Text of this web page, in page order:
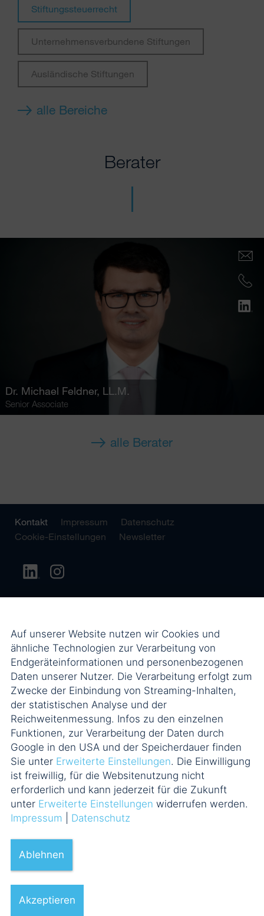
Stiftungssteuerrecht
Unternehmensverbundene Stiftungen
Ausländische Stiftungen
alle Bereiche
Berater
Dr. Michael Feldner, LL.M.
Senior Associate
alle Berater
Kontakt Impressum
Datenschutz
Cookie-Einstellungen
Newsletter
Auf unserer Website nutzen wir Cookies und
ähnliche Technologien zur Verarbeitung von
Endgeräteinformationen und personenbezogenen
Daten unserer Nutzer. Die Verarbeitung erfolgt zum
Zwecke der Einbindung von Streaming-Inhalten,
der statistischen Analyse und der
Reichweitenmessung. Infos zu den einzelnen
Funktionen, zur Verarbeitung der Daten durch
Google in den USA und der Speicherdauer finden
Sie unter Erweiterte Einstellungen. Die Einwilligung
ist freiwillig, für die Websitenutzung nicht
erforderlich und kann jederzeit für die Zukunft
unter Erweiterte Einstellungen widerrufen werden.
Impressum
Datenschutz
Ablehnen
Akzeptieren